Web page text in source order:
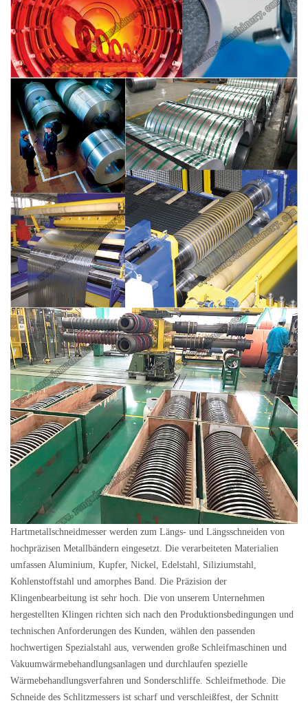
Hartmetallschneidmesser werden zum Längs- und Längsschneiden von
hochpräzisen Metallbändern eingesetzt. Die verarbeiteten Materialien
umfassen Aluminium, Kupfer, Nickel, Edelstahl, Siliziumstahl,
Kohlenstoffstahl und amorphes Band. Die Präzision der
Klingenbearbeitung ist sehr hoch. Die von unserem Unternehmen
hergestellten Klingen richten sich nach den Produktionsbedingungen und
technischen Anforderungen des Kunden, wählen den passenden
hochwertigen Spezialstahl aus, verwenden große Schleifmaschinen und
Vakuumwärmebehandlungsanlagen und durchlaufen spezielle
Wärmebehandlungsverfahren und Sonderschliffe. Schleifmethode. Die
Schneide des Schlitzmessers ist scharf und verschleißfest, der Schnitt